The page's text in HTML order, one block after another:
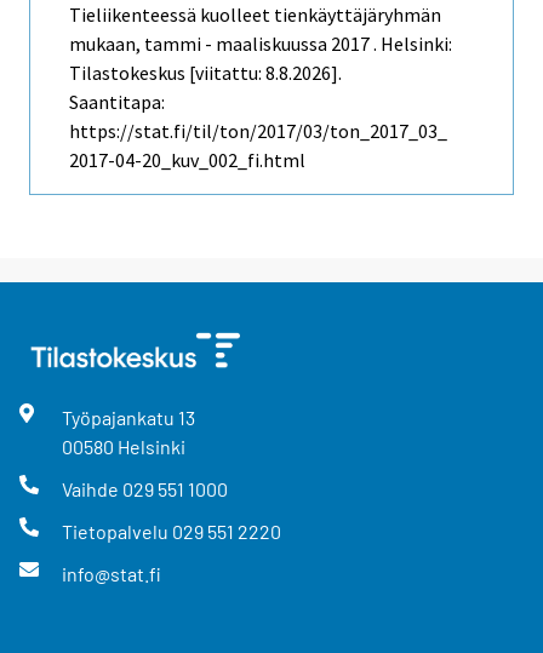
Tieliikenteessä kuolleet tienkäyttäjäryhmän
mukaan, tammi - maaliskuussa 2017 . Helsinki:
Tilastokeskus [viitattu: 8.8.2026].
Saantitapa:
https://stat.fi/til/ton/2017/03/ton_2017_03_
2017-04-20_kuv_002_fi.html
Työpajankatu 13
00580 Helsinki
Vaihde 029 551 1000
Tietopalvelu 029 551 2220
info@stat.fi